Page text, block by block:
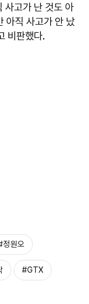
사고가 난 것도 아
아직 사고가 안 났
비판했다.
정원오
#GTX